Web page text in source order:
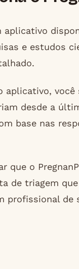
aplicativo
e estudos
aplicativo,
desde a
base nas
que o
de triagem
profissional de